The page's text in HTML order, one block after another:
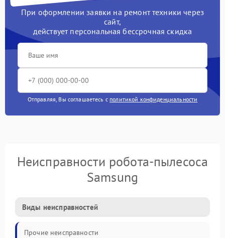
При оформлении заявки на ремонт техники через
сайт,
действует персональная бессрочная скидка
Отправляя, Вы соглашаетесь с политикой конфиденциальности
Неисправности робота-пылесоса
Samsung
Виды неисправностей
Прочие неисправности